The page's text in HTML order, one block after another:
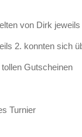
von Dirk jeweils
2. konnten sich
Gutscheinen
Turnier